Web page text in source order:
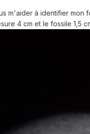
m'aider à identifier mon
4 cm et le fossile 1,5